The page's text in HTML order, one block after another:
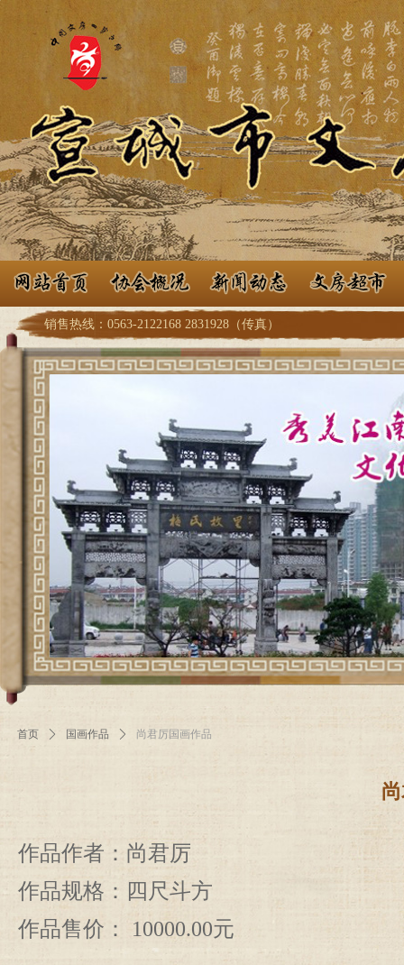
销售热线：0563-2122168 2831928（传真）
首页 ꄲ 国画作品 ꄲ 尚君厉国画作品
作品作者：尚君厉
作品规格：四尺斗方
作品售价： 10000.00元